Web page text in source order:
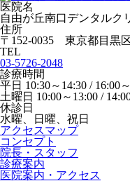
医院名
自由が丘南口デンタルク
住所
〒152-0035 東京都目黒
TEL
03-5726-2048
診療時間
平日 10:30～14:30 / 16:00
土曜日 10:00～13:00 /
休診日
水曜、日曜、祝日
アクセスマップ
コンセプト
院長・スタッフ
診療案内
医院案内・アクセス